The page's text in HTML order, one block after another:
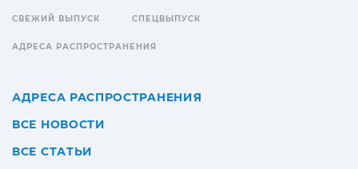
СВЕЖИЙ ВЫПУСК СПЕЦВЫПУСК
АДРЕСА РАСПРОСТРАНЕНИЯ
АДРЕСА РАСПРОСТРАНЕНИЯ
ВСЕ НОВОСТИ
ВСЕ СТАТЬИ